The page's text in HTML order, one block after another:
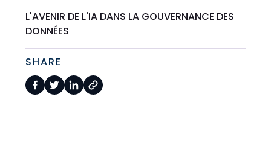
L'AVENIR DE L'IA DANS LA GOUVERNANCE DES
DONNÉES
SHARE